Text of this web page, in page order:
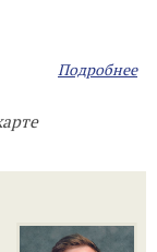
Подробнее